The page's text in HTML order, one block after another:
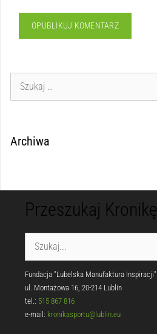
Archiwa
Przeszukaj Kronikę
Fundacja "Lubelska Manufaktura Inspiracji"
ul. Montażowa 16, 20-214 Lublin
tel.: 515 867 816
e-mail: kronikasportu@lublin.eu